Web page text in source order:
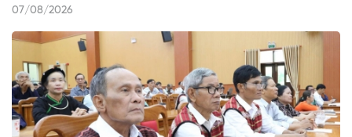
07/08/2026